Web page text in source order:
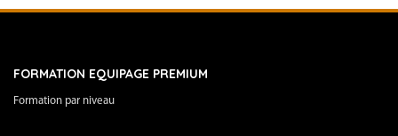
FORMATION EQUIPAGE PREMIUM
Formation par niveau